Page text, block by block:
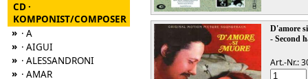
CD ·
KOMPONIST/COMPOSER
» · A
» · AIGUI
» · ALESSANDRONI
» · AMAR
D'amore
- Second
Art.-Nr.: